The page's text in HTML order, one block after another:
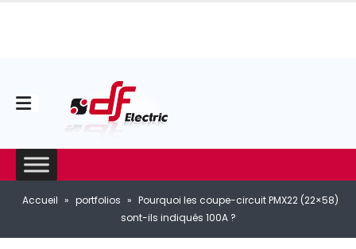
Accueil » portfolios » Pourquoi les coupe-circuit PMX22 (22×58)
sont-ils indiqués 100A ?